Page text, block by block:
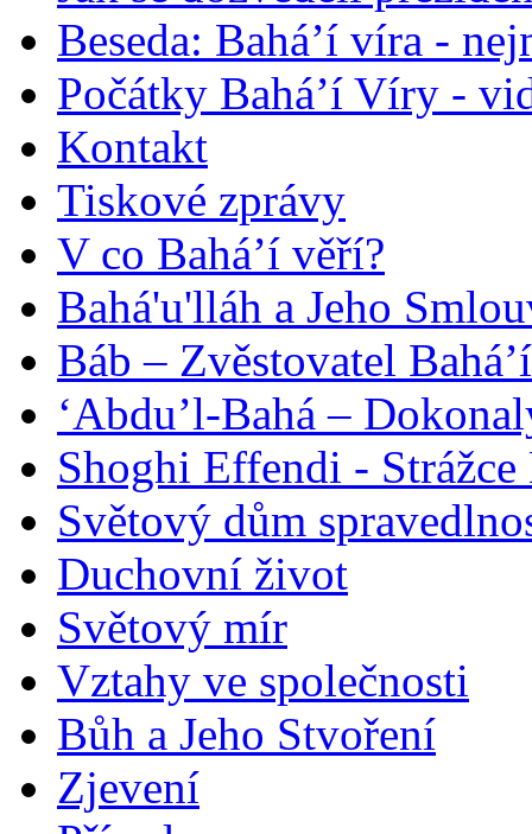
Beseda: Bahá’í víra -
Počátky Bahá’í Víry -
Kontakt
Tiskové zprávy
V co Bahá’í věří?
Bahá'u'lláh a Jeho
Báb – Zvěstovatel
‘Abdu’l-Bahá –
Shoghi Effendi -
Světový dům
Duchovní život
Světový mír
Vztahy ve společnosti
Bůh a Jeho Stvoření
Zjevení